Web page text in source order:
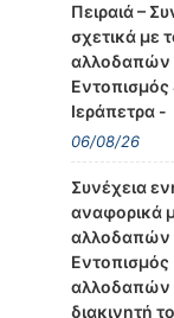
Πειραιά –
σχετικά με
αλλοδαπών
Ιεράπετρα -
06/08/26
Συνέχεια
αναφορικά
αλλοδαπών
αλλοδαπών
διακινητή